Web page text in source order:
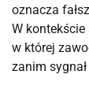
oznacza
W
w której
zanim